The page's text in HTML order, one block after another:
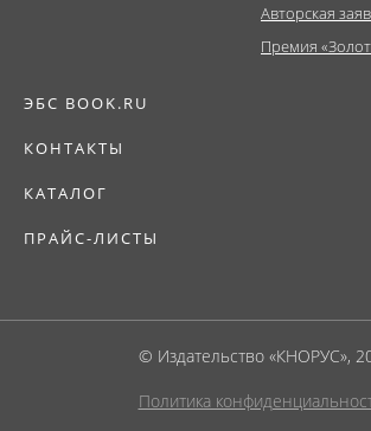
Авторская
Премия
ЭБС BOOK.RU
КОНТАКТЫ
КАТАЛОГ
ПРАЙС-ЛИСТЫ
© Издательство «КНОРУС»,
Политика